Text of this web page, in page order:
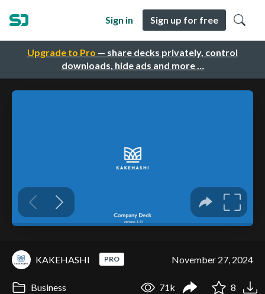
Upgrade to Pro — share decks privately, control
downloads, hide ads and more …
Sign in Sign up for free
KAKEHASHI PRO November 27, 2024
Business 71k 8